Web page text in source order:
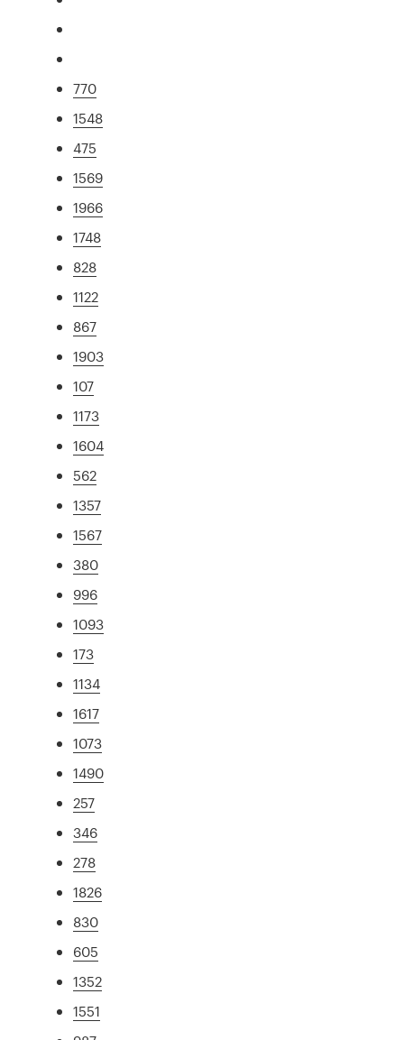
770
1548
475
1569
1966
1748
828
1122
867
1903
107
1173
1604
562
1357
1567
380
996
1093
173
1134
1617
1073
1490
257
346
278
1826
830
605
1352
1551